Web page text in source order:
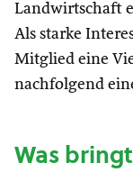
Landwirtschaft
Als starke
Mitglied eine
nachfolgend
Was